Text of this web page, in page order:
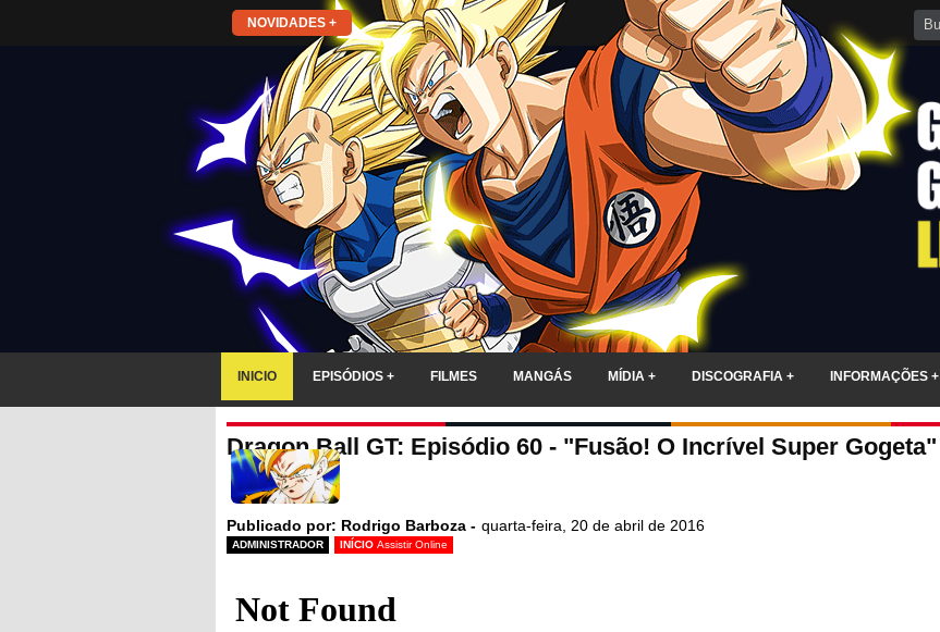
NOVIDADES +
INICIO EPISÓDIOS + FILMES MANGÁS MÍDIA + DISCOGRAFIA + INFORMAÇÕES +
Dragon Ball GT: Episódio 60 - "Fusão! O Incrível Super Gogeta"
Publicado por: Rodrigo Barboza - quarta-feira, 20 de abril de 2016
ADMINISTRADOR INÍCIO Assistir Online